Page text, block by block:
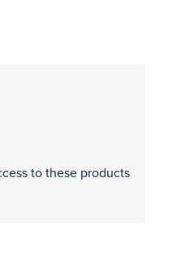
to these products